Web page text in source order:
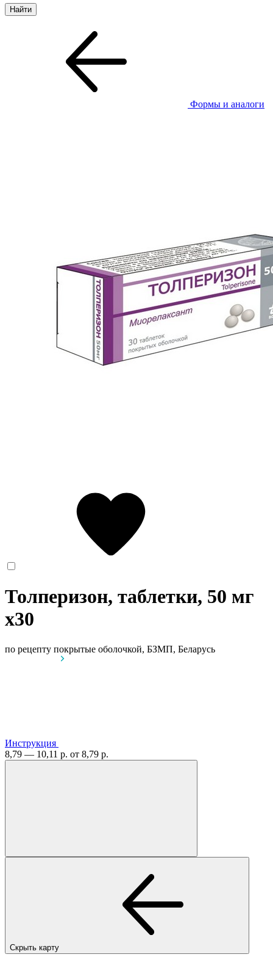
Формы и аналоги
Толперизон, таблетки, 50 мг
x30
по рецепту покрытые оболочкой, БЗМП, Беларусь
Инструкция
8,79 — 10,11 р. от 8,79 р.
Скрыть карту